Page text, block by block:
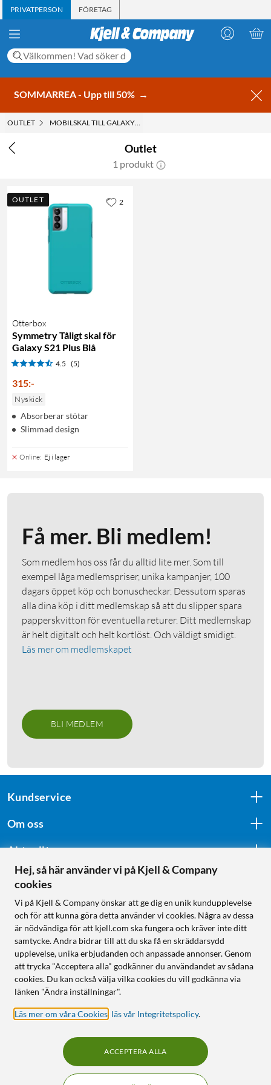
PRIVATPERSON FÖRETAG
SOMMARREA - Upp till 50% →
OUTLET MOBILSKAL TILL GALAXY S21
Outlet
1 produkt
OUTLET
Otterbox
Symmetry Tåligt skal för
Galaxy S21 Plus Blå
4.5 (5)
315:-
Nyskick
Absorberar stötar
Slimmad design
Online: Ej i lager
2
Få mer. Bli medlem!
Som medlem hos oss får du alltid lite mer. Som till
exempel låga medlemspriser, unika kampanjer, 100
dagars öppet köp och bonuscheckar. Dessutom sparas
alla dina köp i ditt medlemskap så att du slipper spara
papperskvitton för eventuella returer. Ditt medlemskap
är helt digitalt och helt kortlöst. Och väldigt smidigt.
Läs mer om medlemskapet
BLI MEDLEM
Kundservice
Om oss
Aktuellt
Följ oss
Handla från:
Sverige
Norge
Hej, så här använder vi på Kjell & Company
cookies
Vi på Kjell & Company önskar att ge dig en unik kundupplevelse
och för att kunna göra detta använder vi cookies. Några av dessa
är nödvändiga för att kjell.com ska fungera och kräver inte ditt
samtycke. Andra bidrar till att du ska få en skräddarsydd
upplevelse, unika erbjudanden och anpassade annonser. Genom
att trycka "Acceptera alla" godkänner du användandet av sådana
cookies. Du kan också välja vilka cookies du vill godkänna via
länken "Ändra inställningar".
Läs mer om våra Cookies läs vår Integritetspolicy.
ACCEPTERA ALLA